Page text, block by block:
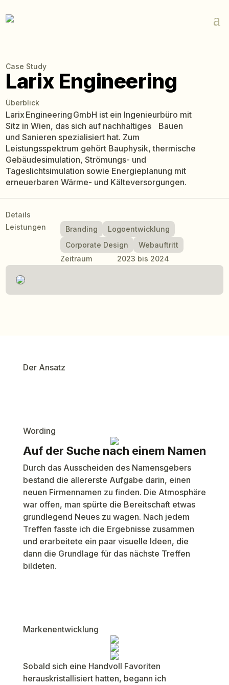
Case Study
Larix Engineering
Überblick
Larix Engineering GmbH ist ein Ingenieurbüro mit
Sitz in Wien, das sich auf nachhaltiges Bauen
und Sanieren spezialisiert hat. Zum
Leistungsspektrum gehört Bauphysik, thermische
Gebäudesimulation, Strömungs- und
Tageslichtsimulation sowie Energieplanung mit
erneuerbaren Wärme- und Kälteversorgungen.
Details
Leistungen
Branding
Logoentwicklung
Corporate Design
Webauftritt
Zeitraum
2023 bis 2024
Der Ansatz
Wording
Auf der Suche nach einem Namen
Durch das Ausscheiden des Namensgebers
bestand die allererste Aufgabe darin, einen
neuen Firmennamen zu finden. Die Atmosphäre
war offen, man spürte die Bereitschaft etwas
grundlegend Neues zu wagen. Nach jedem
Treffen fasste ich die Ergebnisse zusammen
und erarbeitete ein paar visuelle Ideen, die
dann die Grundlage für das nächste Treffen
bildeten.
Markenentwicklung
Sobald sich eine Handvoll Favoriten
herauskristallisiert hatten, begann ich